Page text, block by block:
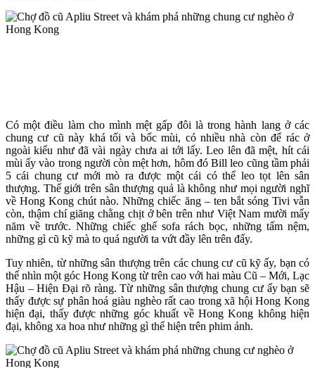
Có một điều làm cho mình mệt gấp đôi là trong hành lang ở các
chung cư cũ này khá tối và bốc mùi, có nhiều nhà còn để rác ở
ngoài kiểu như đã vài ngày chưa ai tới lấy. Leo lên đã mệt, hít cái
mùi ấy vào trong người còn mệt hơn, hôm đó Bill leo cũng tầm phải
5 cái chung cư mới mò ra được một cái có thể leo tọt lên sân
thượng. Thế giới trên sân thượng quả là không như mọi người nghĩ
về Hong Kong chút nào. Những chiếc ăng – ten bắt sóng Tivi vẫn
còn, thậm chí giăng chằng chịt ở bên trên như Việt Nam mười mấy
năm về trước. Những chiếc ghế sofa rách bọc, những tấm nệm,
những gì cũ kỹ mà to quá người ta vứt đầy lên trên đấy.
Tuy nhiên, từ những sân thượng trên các chung cư cũ kỹ ấy, bạn có
thể nhìn một góc Hong Kong từ trên cao với hai màu Cũ – Mới, Lạc
Hậu – Hiện Đại rõ ràng. Từ những sân thượng chung cư ấy bạn sẽ
thấy được sự phân hoá giàu nghèo rất cao trong xã hội Hong Kong
hiện đại, thấy được những góc khuất về Hong Kong không hiện
đại, không xa hoa như những gì thể hiện trên phim ảnh.